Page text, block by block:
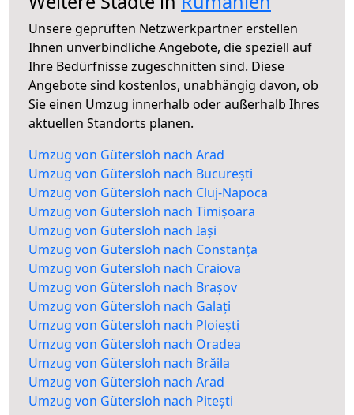
Unsere geprüften Netzwerkpartner erstellen
Ihnen unverbindliche Angebote, die speziell auf
Ihre Bedürfnisse zugeschnitten sind. Diese
Angebote sind kostenlos, unabhängig davon, ob
Sie einen Umzug innerhalb oder außerhalb Ihres
aktuellen Standorts planen.
Umzug von Gütersloh nach Arad
Umzug von Gütersloh nach București
Umzug von Gütersloh nach Cluj-Napoca
Umzug von Gütersloh nach Timișoara
Umzug von Gütersloh nach Iași
Umzug von Gütersloh nach Constanța
Umzug von Gütersloh nach Craiova
Umzug von Gütersloh nach Brașov
Umzug von Gütersloh nach Galați
Umzug von Gütersloh nach Ploiești
Umzug von Gütersloh nach Oradea
Umzug von Gütersloh nach Brăila
Umzug von Gütersloh nach Arad
Umzug von Gütersloh nach Pitești